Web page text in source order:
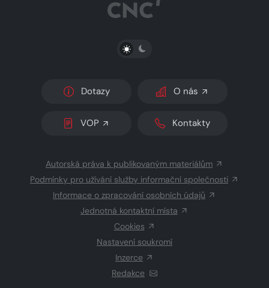
PŘEPNOUT SVĚTLÝ/TMAVÝ REŽIM
Dotazy O nás
VOP Kontakty
Autorská práva k publikovaným materiálům
Podmínky pro užívání služby informační společnosti
Informace o zpracování osobních údajů
Jednotná kontaktní místa
Cookies
Nastavení soukromí
Inzerce
Redakce